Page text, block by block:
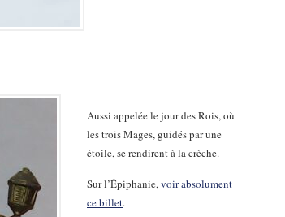
Aussi appelée le jour des Rois, où
les trois Mages, guidés par une
étoile, se rendirent à la crèche.
Sur l’Épiphanie,voir absolument
ce billet.